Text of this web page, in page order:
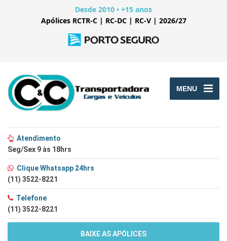
Desde 2010 • +15 anos
Apólices RCTR-C | RC-DC | RC-V | 2026/27
MENU
Atendimento
Seg/Sex 9 às 18hrs
Clique Whatsapp 24hrs
(11) 3522-8221
Telefone
(11) 3522-8221
BAIXE AS APÓLICES